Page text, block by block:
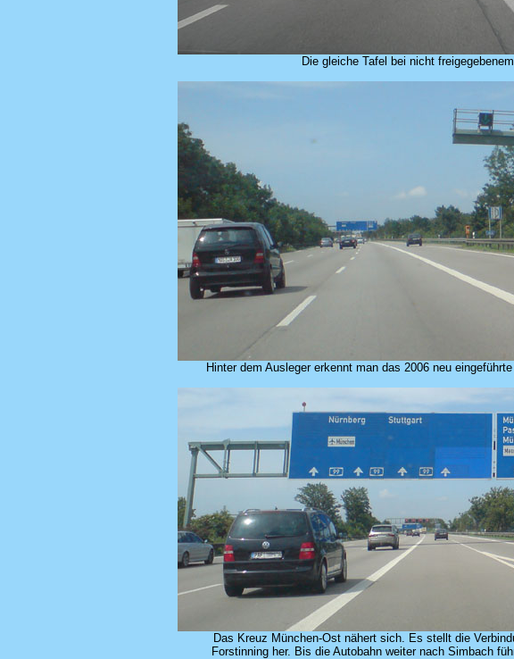
Die gleiche Tafel bei nicht
Hinter dem Ausleger erkennt man das 2006 neu
Das Kreuz München-Ost nähert sich. Es stellt die
Forstinning her. Bis die Autobahn weiter nach Simbach